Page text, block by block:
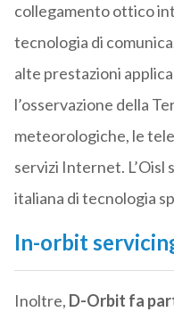
collegamento ottico
tecnologia di
alte prestazioni
l’osservazione della
meteorologiche, le
servizi Internet. L’Oisl
italiana di tecnologia
In-orbit
Inoltre, D-Orbit fa